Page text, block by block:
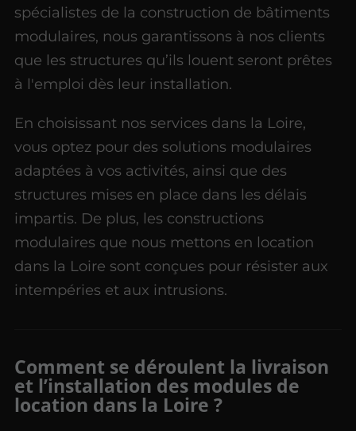
spécialistes de la construction de bâtiments
modulaires, nous garantissons à nos clients
que les structures qu’ils louent seront prêtes
à l'emploi dès leur installation.
En choisissant nos services dans la Loire,
vous optez pour des solutions modulaires
adaptées à vos activités, ainsi que des
structures mises en place dans les délais
impartis. De plus, les constructions
modulaires que nous mettons en location
dans la Loire sont conçues pour résister aux
intempéries et aux intrusions.
Comment se déroulent la livraison
et l’installation des modules de
location dans la Loire ?